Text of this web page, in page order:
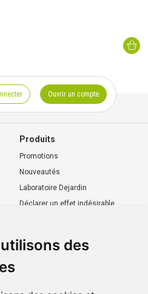
des
Ouvrir un compte
Produits
Promotions
Nouveautés
Laboratoire Dejardin
Déclarer un effet indésirable